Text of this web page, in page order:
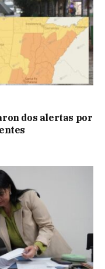
dos alertas por